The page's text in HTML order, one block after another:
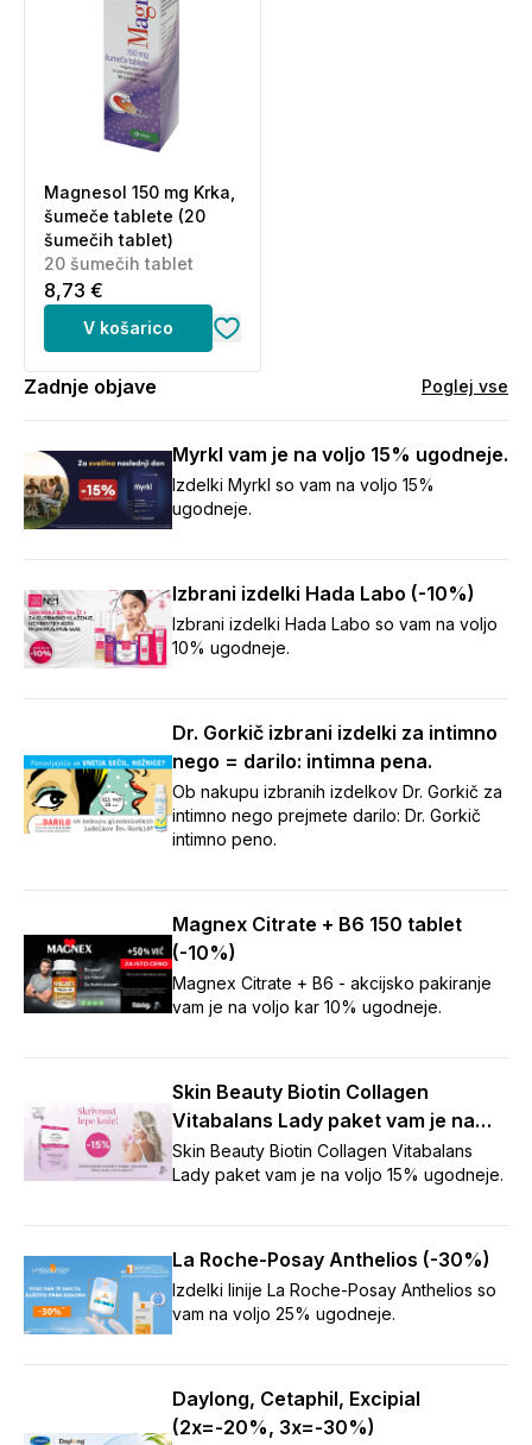
Magnesol 150 mg Krka,
šumeče tablete (20
šumečih tablet)
20 šumečih tablet
8,73 €
V košarico
Zadnje objave Poglej vse
Myrkl vam je na voljo 15% ugodneje.
Izdelki Myrkl so vam na voljo 15%
ugodneje.
Izbrani izdelki Hada Labo (-10%)
Izbrani izdelki Hada Labo so vam na voljo
10% ugodneje.
Dr. Gorkič izbrani izdelki za intimno
nego = darilo: intimna pena.
Ob nakupu izbranih izdelkov Dr. Gorkič za
intimno nego prejmete darilo: Dr. Gorkič
intimno peno.
Magnex Citrate + B6 150 tablet
(-10%)
Magnex Citrate + B6 - akcijsko pakiranje
vam je na voljo kar 10% ugodneje.
Skin Beauty Biotin Collagen
Vitabalans Lady paket vam je na
voljo 15% ugodneje.
Skin Beauty Biotin Collagen Vitabalans
Lady paket vam je na voljo 15% ugodneje.
La Roche-Posay Anthelios (-30%)
Izdelki linije La Roche-Posay Anthelios so
vam na voljo 25% ugodneje.
Daylong, Cetaphil, Excipial
(2x=-20%, 3x=-30%)